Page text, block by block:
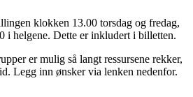
klokken 13.00 torsdag og fredag,
i helgene. Dette er inkludert i billetten.
er mulig så langt ressursene rekker,
Legg inn ønsker via lenken nedenfor.